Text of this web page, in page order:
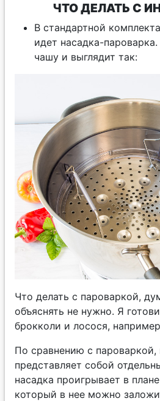
ЧТО ДЕЛАТЬ С
В стандартной
идет насадка-
чашу и выглядит так:
Что делать с пароваркой,
объяснять не нужно. Я
брокколи и лосося,
По сравнению с пароваркой,
представляет собой
насадка проигрывает в
который в нее можно